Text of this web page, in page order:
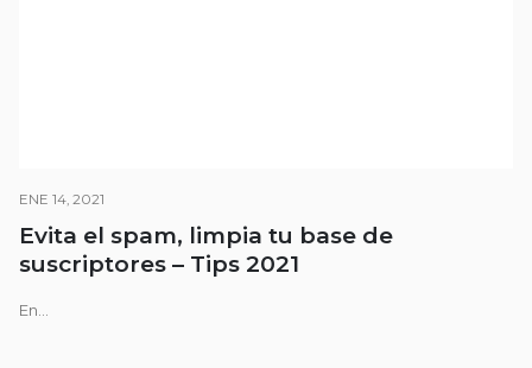
ENE 14, 2021
Evita el spam, limpia tu base de
suscriptores – Tips 2021
En...